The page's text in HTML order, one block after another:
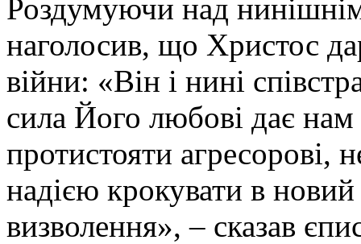
Роздумуючи над
наголосив, що Христос
війни: «Він і нині
сила Його любові дає
протистояти агресорові,
надією крокувати в новий
визволення», – сказав